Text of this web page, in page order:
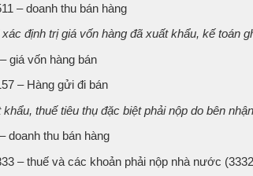
– doanh thu bán hàng
định trị giá vốn hàng đã xuất khẩu, kế toán
giá vốn hàng bán
– Hàng gửi đi bán
khẩu, thuế tiêu thụ đặc biệt phải nộp do bên
doanh thu bán hàng
– thuế và các khoản phải nộp nhà nước